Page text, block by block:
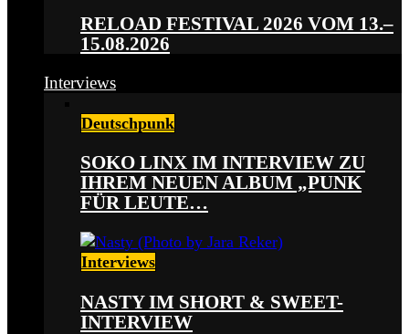
RELOAD FESTIVAL 2026 VOM 13.–
15.08.2026
Interviews
Deutschpunk
SOKO LINX IM INTERVIEW ZU
IHREM NEUEN ALBUM „PUNK
FÜR LEUTE…
Interviews
NASTY IM SHORT & SWEET-
INTERVIEW